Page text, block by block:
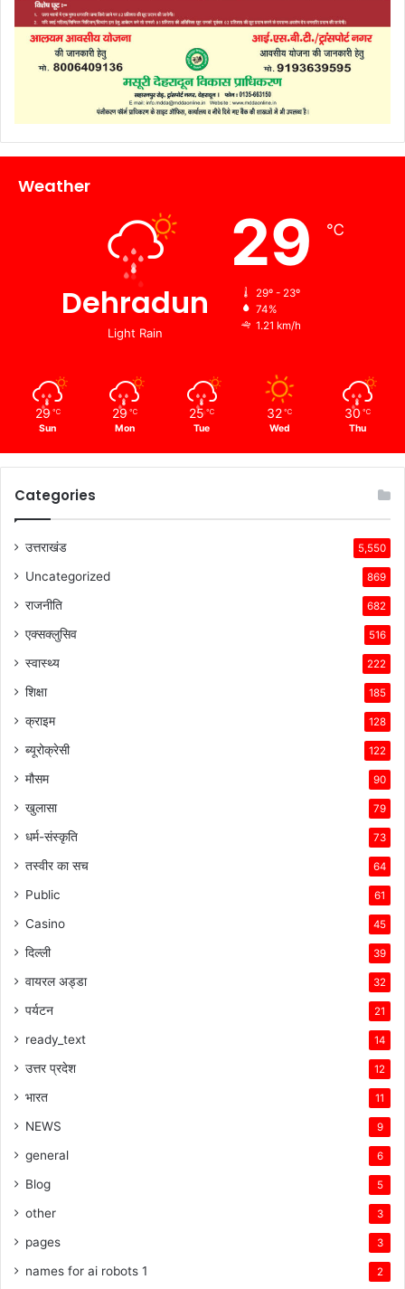
Weather
Dehradun
Light Rain
29 ℃
29º - 23º
74%
1.21 km/h
29 ℃
Sun
29 ℃
Mon
25 ℃
Tue
32 ℃
Wed
30 ℃
Thu
Categories
उत्तराखंड 5,550
Uncategorized 869
राजनीति 682
एक्सक्लुसिव 516
स्वास्थ्य 222
शिक्षा 185
क्राइम 128
ब्यूरोक्रेसी 122
मौसम 90
खुलासा 79
धर्म-संस्कृति 73
तस्वीर का सच 64
Public 61
Casino 45
दिल्ली 39
वायरल अड्डा 32
पर्यटन 21
ready_text 14
उत्तर प्रदेश 12
भारत 11
NEWS 9
general 6
Blog 5
other 3
pages 3
names for ai robots 1 2